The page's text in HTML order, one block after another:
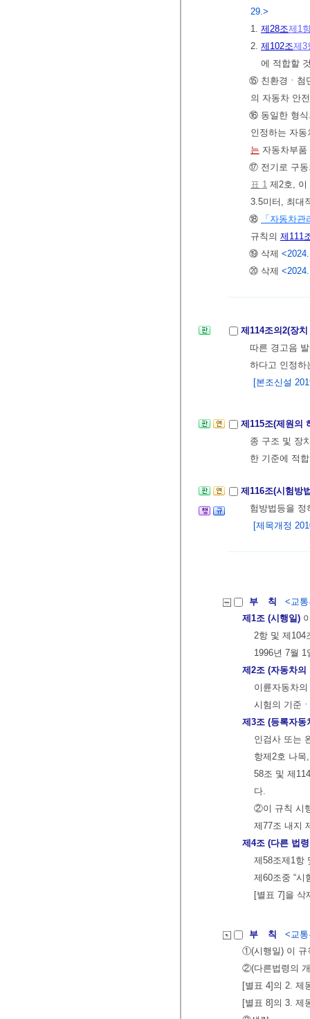
29.>
1. 제28조제1
2. 제102조제3
에 적합할
⑮ 친환경ㆍ첨
의 자동차 안
⑯ 동일한 형식
인정하는 자
는 자동차부
⑰ 전기로 구동
표 1 제2호, 이
3.5미터, 최대
⑱
「자동차관
규칙의 제111
⑲ 삭제
⑳ 삭제
제114조의2(장
따른 경고음
하다고 인정하
[본조신설
제115조(제원의
종 구조 및 장
한 기준에 적
제116조(시험방
험방법등을
[제목개정
부 칙
<교
제1조 (시행일)
2항 및 제104
1996년 7월
제2조 (자동차의
이륜자동차
시험의 기준
제3조 (등록자동
인검사 또는
항제2호 나목
58조 및 제
다.
②이 규칙 시
제77조 내지
제4조 (다른 법
제58조제1항
제60조중 “시
[별표 7]을 삭
부 칙
<교
①(시행일) 이 규
②(다른법령의
[별표 4]의 2. 제
[별표 8]의 3. 제